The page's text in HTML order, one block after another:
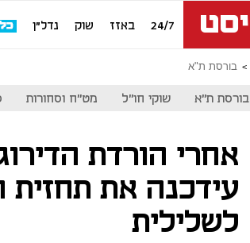
24/7 באזז שוק נדל"ן
בורסת ת"א
בורסת ת"א שוקי חו"ל מט"ח וסחורות
אחרי הורדת
עידכנה את
לשלילית